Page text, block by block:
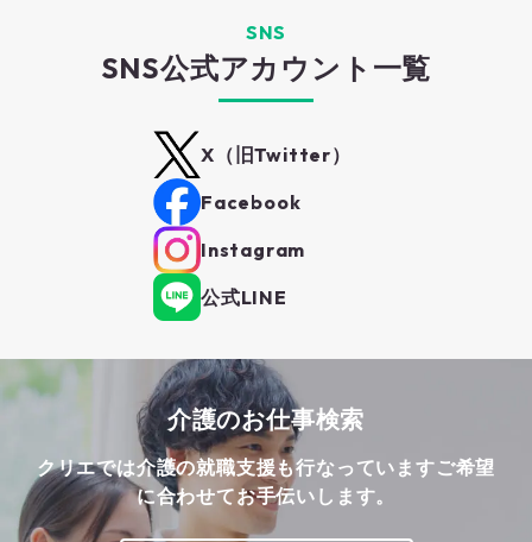
SNS
SNS公式アカウント一覧
公式LINE
Instagram
Facebook
X（旧Twitter）
介護のお仕事検索
クリエでは介護の就職支援も行なっていますご希望
に合わせてお手伝いします。